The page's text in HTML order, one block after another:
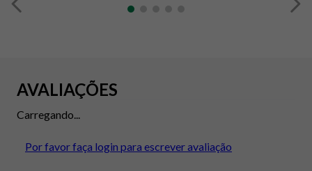
AVALIAÇÕES
Carregando...
Por favor faça login para escrever avaliação